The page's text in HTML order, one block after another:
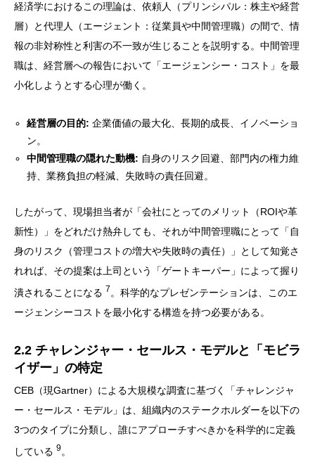
経済学におけるこの理論は、依頼人（プリンシパル：株主や経営
層）と代理人（エージェント：従業員や中間管理職）の間で、情
報の非対称性と利害の不一致が生じることを説明する。中間管理
職は、経営層への報告において「エージェンシー・コスト」を最
小化しようとする心理が働く。
経営層の目的: 企業価値の最大化、長期的成長、イノベーショ
ン。
中間管理職の隠れた動機: 自身のリスク回避、部門内の権力維
持、業務負担の軽減、失敗時の責任回避。
したがって、現場担当者が「会社にとってのメリット（ROIや革
新性）」をどれだけ熱弁しても、それが中間管理職にとって「自
身のリスク（管理コストの増大や失敗時の責任）」として知覚さ
れれば、その提案は上司という「ゲートキーパー」によって握り
潰されることになる 7 。科学的なプレゼンテーションは、このエ
ージェンシーコストを最小化する構造を持つ必要がある。
2.2 チャレンジャー・セールス・モデルと「モビラ
イザー」の特定
CEB（現Gartner）による大規模な調査に基づく「チャレンジャ
ー・セールス・モデル」は、組織内のステークホルダーを以下の
3つのタイプに分類し、誰にアプローチすべきかを科学的に定義
している 9。